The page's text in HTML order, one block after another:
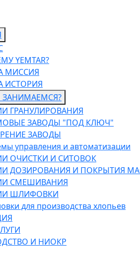
YEMTAR?
МИССИЯ
ИСТОРИЯ
ГРАНУЛИРОВАНИЯ
ЗАВОДЫ "ПОД КЛЮЧ"
ЗАВОДЫ
управления и автоматизации
ОЧИСТКИ И СИТОВОК
ДОЗИРОВАНИЯ И ПОКРЫТИЯ
СМЕШИВАНИЯ
ШЛИФОВКИ
для производства хлопьев
И НИОКР